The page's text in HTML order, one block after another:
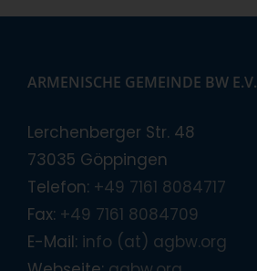
ARMENISCHE GEMEINDE BW E.V.
Lerchenberger Str. 48
73035 Göppingen
Telefon: +49 7161 8084717
Fax: +49 7161 8084709
E-Mail: info (at) agbw.org